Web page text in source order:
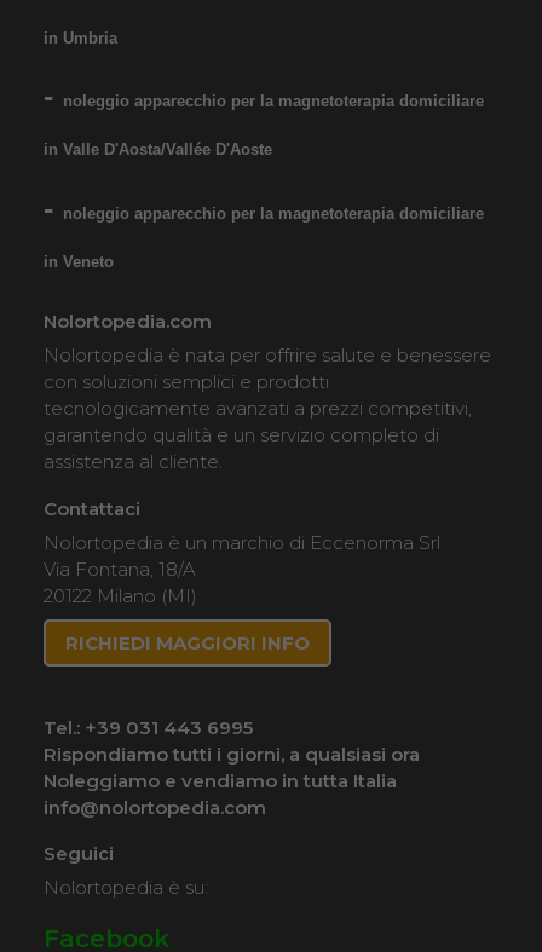
in Umbria
noleggio apparecchio per la magnetoterapia domiciliare
in Valle D'Aosta/Vallée D'Aoste
noleggio apparecchio per la magnetoterapia domiciliare
in Veneto
Nolortopedia.com
Nolortopedia è nata per offrire salute e benessere
con soluzioni semplici e prodotti
tecnologicamente avanzati a prezzi competitivi,
garantendo qualità e un servizio completo di
assistenza al cliente.
Contattaci
Nolortopedia è un marchio di Eccenorma Srl
Via Fontana, 18/A
20122 Milano (MI)
RICHIEDI MAGGIORI INFO
Tel.: +39 031 443 6995
Rispondiamo tutti i giorni, a qualsiasi ora
Noleggiamo e vendiamo in tutta Italia
info@nolortopedia.com
Seguici
Nolortopedia è su:
Facebook